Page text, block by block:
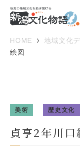
HOME 地域文化
絵図
美術 歴史文化
貞亨2年川